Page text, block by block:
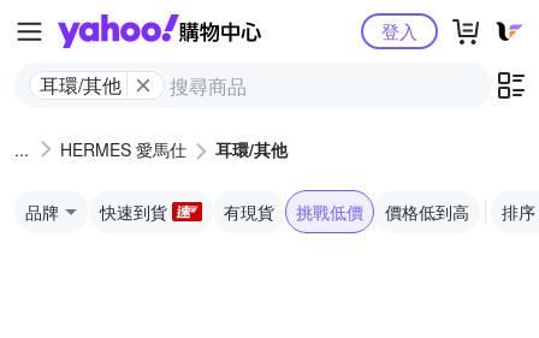
Yahoo購物中心
耳環/其他
登入
HERMES 愛馬仕 耳環/其他
品牌 快速到貨 有現貨 挑戰低價 價格低到高 排序